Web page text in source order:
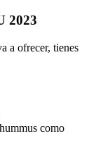
2023
a ofrecer, tienes
como